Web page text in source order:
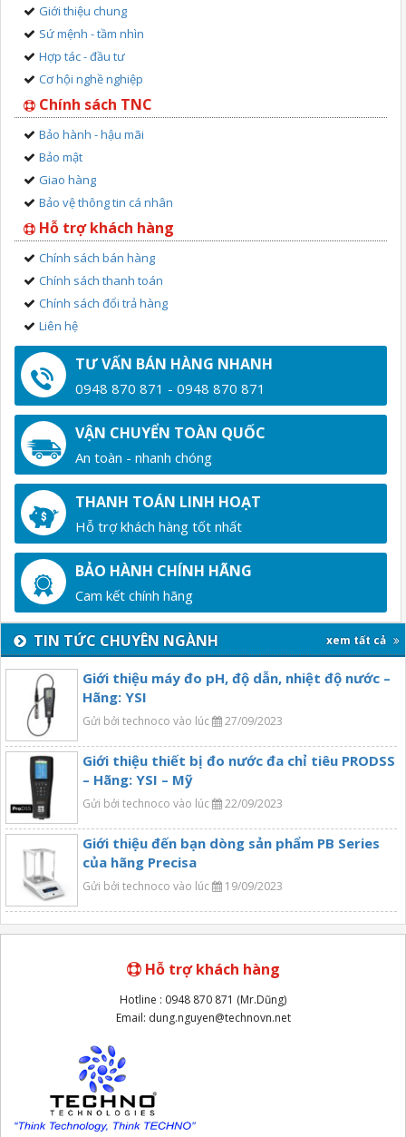
Giới thiệu chung
Sứ mệnh - tầm nhìn
Hợp tác - đầu tư
Cơ hội nghề nghiệp
Chính sách TNC
Bảo hành - hậu mãi
Bảo mật
Giao hàng
Bảo vệ thông tin cá nhân
Hỗ trợ khách hàng
Chính sách bán hàng
Chính sách thanh toán
Chính sách đổi trả hàng
Liên hệ
TƯ VẤN BÁN HÀNG NHANH
0948 870 871 - 0948 870 871
VẬN CHUYỂN TOÀN QUỐC
An toàn - nhanh chóng
THANH TOÁN LINH HOẠT
Hỗ trợ khách hàng tốt nhất
BẢO HÀNH CHÍNH HÃNG
Cam kết chính hãng
TIN TỨC CHUYÊN NGÀNH xem tất cả
Giới thiệu máy đo pH, độ dẫn, nhiệt độ nước –
Hãng: YSI
Gửi bởi technoco vào lúc 27/09/2023
Giới thiệu thiết bị đo nước đa chỉ tiêu PRODSS
– Hãng: YSI – Mỹ
Gửi bởi technoco vào lúc 22/09/2023
Giới thiệu đến bạn dòng sản phẩm PB Series
của hãng Precisa
Gửi bởi technoco vào lúc 19/09/2023
Hỗ trợ khách hàng
Hotline : 0948 870 871 (Mr.Dũng)
Email: dung.nguyen@technovn.net